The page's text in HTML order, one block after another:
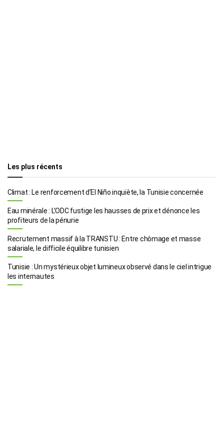
Les plus récents
Climat : Le renforcement d’El Niño inquiète, la Tunisie concernée
Eau minérale : L’ODC fustige les hausses de prix et dénonce les
profiteurs de la pénurie
Recrutement massif à la TRANSTU : Entre chômage et masse
salariale, le difficile équilibre tunisien
Tunisie : Un mystérieux objet lumineux observé dans le ciel intrigue
les internautes